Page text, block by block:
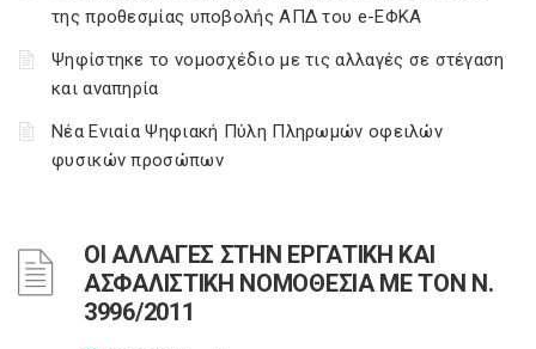
της προθεσμίας υποβολής ΑΠΔ του e-ΕΦΚΑ
Ψηφίστηκε το νομοσχέδιο με τις αλλαγές σε στέγαση
και αναπηρία
Νέα Ενιαία Ψηφιακή Πύλη Πληρωμών οφειλών
φυσικών προσώπων
ΟΙ ΑΛΛΑΓΕΣ ΣΤΗΝ ΕΡΓΑΤΙΚΗ ΚΑΙ
ΑΣΦΑΛΙΣΤΙΚΗ ΝΟΜΟΘΕΣΙΑ ΜΕ ΤΟΝ Ν.
3996/2011